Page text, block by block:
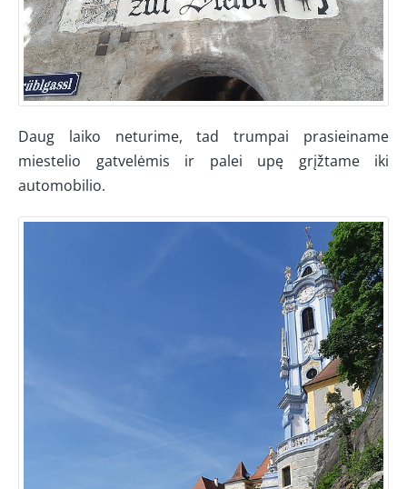
Daug laiko neturime, tad trumpai prasieiname
miestelio gatvelėmis ir palei upę grįžtame iki
automobilio.